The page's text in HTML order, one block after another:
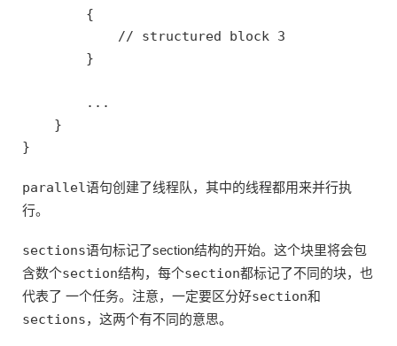
        {
            // structured block 3
        }
        ...
    }
parallel语句创建了线程队，其中的线程都用来并行执
行。
sections语句标记了section结构的开始。这个块里将会包
含数个section结构，每个section都标记了不同的块，也
代表了 一个任务。注意，一定要区分好section和
sections，这两个有不同的意思。